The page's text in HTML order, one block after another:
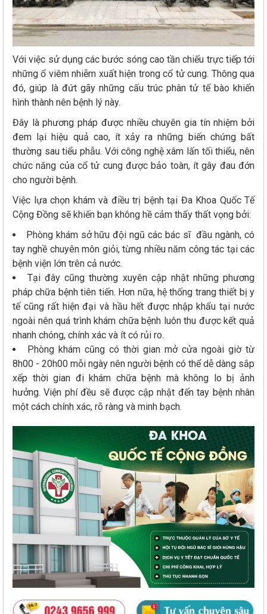
Với việc sử dụng các bước sóng cao tần chiếu trực tiếp tới
những ổ viêm nhiễm xuất hiện trong cổ tử cung. Thông qua
đó, giúp là đứt gãy những cấu trúc phân tử tế bào khiến
hình thành nên bệnh lý này.
Đây là phương pháp được nhiều chuyên gia tín nhiệm bởi
đem lại hiệu quả cao, ít xảy ra những biến chứng bất
thường sau tiểu phẫu. Với công nghệ xâm lấn tối thiểu, nên
chức năng của cổ tử cung được bảo toàn, ít gây đau đớn
cho người bệnh.
Việc lựa chọn khám và điều trị bệnh tại Đa Khoa Quốc Tế
Cộng Đồng sẽ khiến bạn không hề cảm thấy thất vọng bởi:
Phòng khám sở hữu đội ngũ các bác sĩ đầu ngành, có
tay nghề chuyên môn giỏi, từng nhiều năm công tác tại các
bệnh viện lớn trên cả nước.
Tại đây cũng thường xuyên cập nhật những phương
pháp chữa bệnh tiên tiến. Hơn nữa, hệ thống trang thiết bị y
tế cũng rất hiện đại và hầu hết được nhập khẩu tại nước
ngoài nên quá trình khám chữa bệnh luôn thu được kết quả
nhanh chóng, chính xác và ít có rủi ro.
Phòng khám cũng có thời gian mở cửa ngoài giờ từ
8h00 - 20h00 mỗi ngày nên người bệnh có thể dễ dàng sắp
xếp thời gian đi khám chữa bệnh mà không lo bị ảnh
hưởng. Viện phí đều sẽ được cập nhật đến tay bệnh nhân
một cách chính xác, rõ ràng và minh bạch.